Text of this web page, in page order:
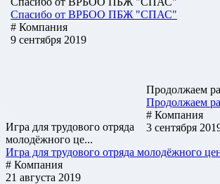
Спасибо от ВРБОО ПБЖ "СПАС"
# Компания
9 сентября 2019
Продолжаем
Продолжаем
# Компания
3 сентября
Игра для трудового отряда
молодёжного це...
Игра для трудового отряда молодёжного
# Компания
21 августа 2019